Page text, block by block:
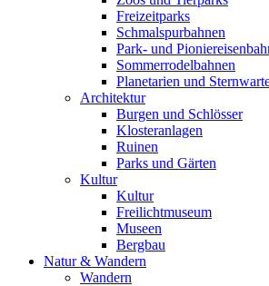
Freizeitparks
Schmalspurbahnen
Park- und
Sommerrodelbahnen
Planetarien und
Architektur
Burgen und Schlösser
Klosteranlagen
Ruinen
Parks und Gärten
Kultur
Kultur
Freilichtmuseum
Museen
Bergbau
Natur & Wandern
Wandern